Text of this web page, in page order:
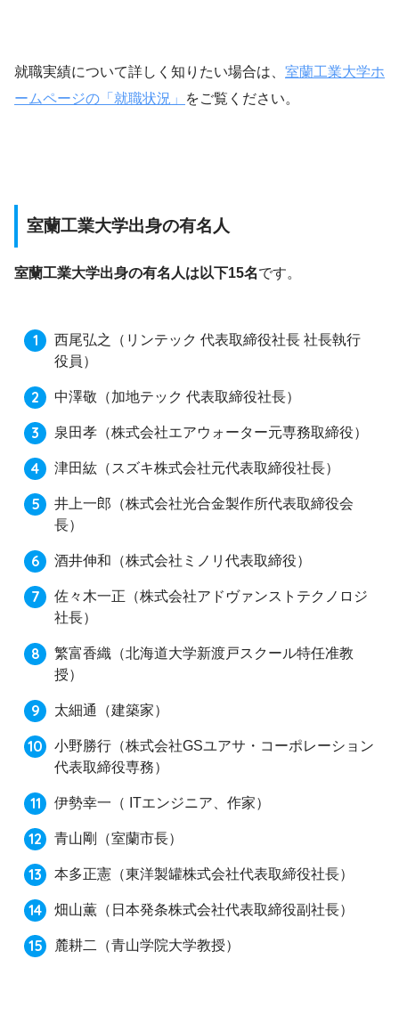
就職実績について詳しく知りたい場合は、 室蘭工業大学ホ
ームページの「就職状況」
をご覧ください。
室蘭工業大学出身の有名人
室蘭工業大学出身の有名人は以下15名です。
西尾弘之
（リンテック 代表取締役社長 社長執行
役員）
中澤敬 （加地テック 代表取締役社長）
泉田孝 （株式会社エアウォーター元専務取締役）
津田紘 （スズキ株式会社元代表取締役社長）
井上一郎 （株式会社光合金製作所代表取締役会
長）
酒井伸和 （株式会社ミノリ代表取締役）
佐々木一正 （株式会社アドヴァンストテクノロジ
社長）
繁富香織 （北海道大学新渡戸スクール特任准教
授）
太細通 （建築家）
小野勝行 （株式会社GSユアサ・コーポレーション
代表取締役専務）
伊勢幸一 （ ITエンジニア、作家）
青山剛 （室蘭市長）
本多正憲 （東洋製罐株式会社代表取締役社長）
畑山薫 （日本発条株式会社代表取締役副社長）
麓耕二 （青山学院大学教授）